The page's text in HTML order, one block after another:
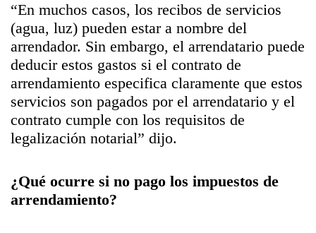
“En muchos casos, los recibos de servicios
(agua, luz) pueden estar a nombre del
arrendador. Sin embargo, el arrendatario puede
deducir estos gastos si el contrato de
arrendamiento especifica claramente que estos
servicios son pagados por el arrendatario y el
contrato cumple con los requisitos de
legalización notarial” dijo.
¿Qué ocurre si no pago los impuestos de
arrendamiento?